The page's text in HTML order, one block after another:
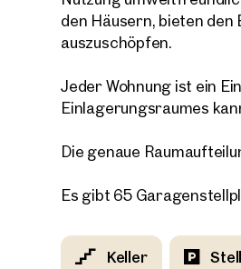
den Häusern, bieten den
auszuschöpfen.
Jeder Wohnung ist ein
Einlagerungsraumes
Die genaue
Es gibt 65
Keller